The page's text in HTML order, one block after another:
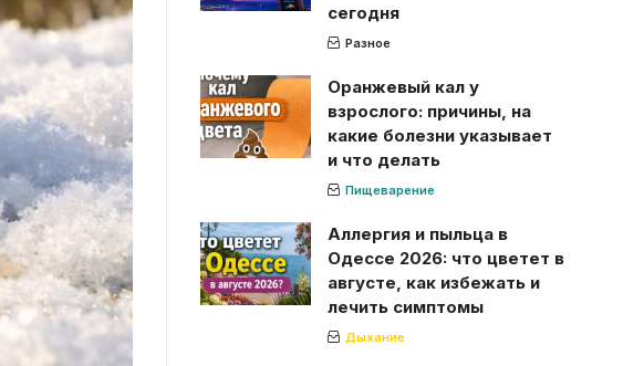
сегодня
Разное
Оранжевый кал у
взрослого: причины, на
какие болезни указывает
и что делать
Пищеварение
Аллергия и пыльца в
Одессе 2026: что цветет в
августе, как избежать и
лечить симптомы
Дыхание